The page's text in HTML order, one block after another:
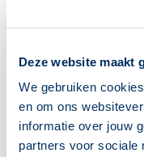
Deze website maakt
We gebruiken
en om ons
informatie over jouw
partners voor sociale
krijgen. [...]
lees meer